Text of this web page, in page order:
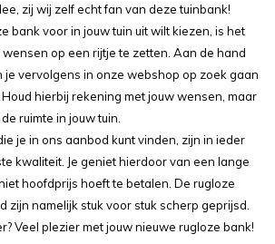
zij wij zelf echt fan van deze tuinbank!
bank voor in jouw tuin uit wilt kiezen, is het
op een rijtje te zetten. Aan de hand
je vervolgens in onze webshop op zoek gaan
hierbij rekening met jouw wensen, maar
ruimte in jouw tuin.
je in ons aanbod kunt vinden, zijn in ieder
kwaliteit. Je geniet hierdoor van een lange
hoofdprijs hoeft te betalen. De rugloze
zijn namelijk stuk voor stuk scherp geprijsd.
Veel plezier met jouw nieuwe rugloze bank!